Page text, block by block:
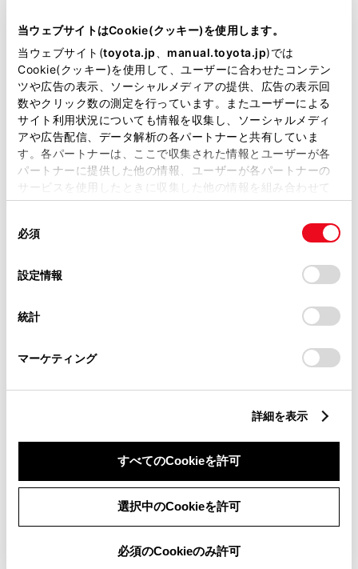
当ウェブサイトはCookie(クッキー)を使用します。
当ウェブサイト(toyota.jp manual.toyota.jp)では
Cookie(クッキー)を使用して、ユーザーに合わせたコンテン
ツや広告の表示、ソーシャルメディアの提供、広告の表示回
数やクリック数の測定を行っています。またユーザーによる
サイト利用状況についても情報を収集し、ソーシャルメディ
アや広告配信、データ解析の各パートナーと共有していま
す。各パートナーは、ここで収集された情報とユーザーが各
パートナーに提供した他の情報、ユーザーが各パートナーの
サービスを使用したときに収集した他の情報を組み合わせて
使用することがあります。当ウェブサイトの使用を続行する
デバイスにすべてのCookie(クッキー)が保存されることに同
意したことになります。Cookie(クッキー)のオプトアウト、
設定の変更、同意を撤回したりするにあたっては、当社の
「Cookie（クッキー）情報の取り扱いについて
」をご覧くだ
必須
設定情報
統計
マーケティング
詳細を表示
すべてのCookieを許可
選択中のCookieを許可
必須のCookieのみ許可